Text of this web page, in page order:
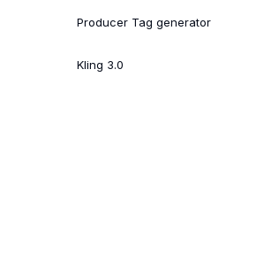
Producer Tag generator
Kling 3.0